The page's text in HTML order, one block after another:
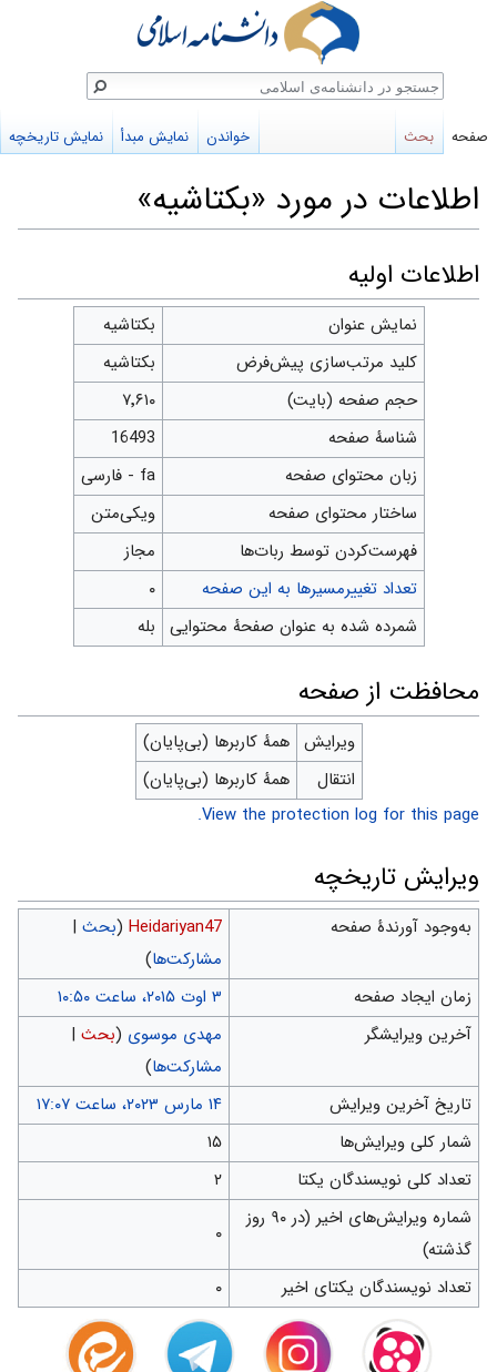
اطلاعات در مورد «بکتاشیه»
پرش
به
پرش
به
اطلاعات اولیه
نمایش عنوان
بکتاشیه
کلید مرتب‌سازی پیش‌فرض
بکتاشیه
حجم صفحه (بایت)
۷٬۶۱۰
شناسهٔ صفحه
16493
زبان محتوای صفحه
fa - فارسی
ساختار محتوای صفحه
ویکی‌متن
‌فهرست‌کردن توسط ربات‌ها
مجاز
تعداد تغییرمسیرها به این صفحه
۰
شمرده شده به عنوان صفحهٔ محتوایی بله
محافظت از صفحه
ویرایش همهٔ کاربرها (بی‌پایان)
انتقال
همهٔ کاربرها (بی‌پایان)
View the protection log for this page.
ویرایش تاریخچه
به‌وجود آورندهٔ صفحه Heidariyan47
(بحث|
مشارکت‌ها)
زمان ایجاد صفحه
آخرین ویرایشگر
مهدی موسوی (بحث|
مشارکت‌ها)
تاریخ آخرین ویرایش
شمار کلی ویرایش‌ها
۱۵
تعداد کلی نویسندگان یکتا
۲
شماره ویرایش‌های اخیر (در ۹۰ روز
گذشته)
۰
تعداد نویسندگان یکتای اخیر ۰
صفحه بحث خواندن نمایش مبدأ نمایش تاریخچه
جستجو